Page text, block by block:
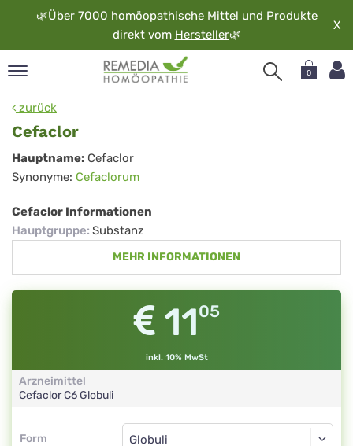
🌿Über 7000 homöopathische Mittel und Produkte
direkt vom Hersteller🌿
X
0
zurück
Cefaclor
Cefaclor
Hauptname: Cefaclor
Synonyme: Cefaclorum
Cefaclor Informationen
Hauptgruppe: Substanz
MEHR INFORMATIONEN
1105
inkl. 10% MwSt
Arzneimittel
CefaclorC6Globuli
Form
Form